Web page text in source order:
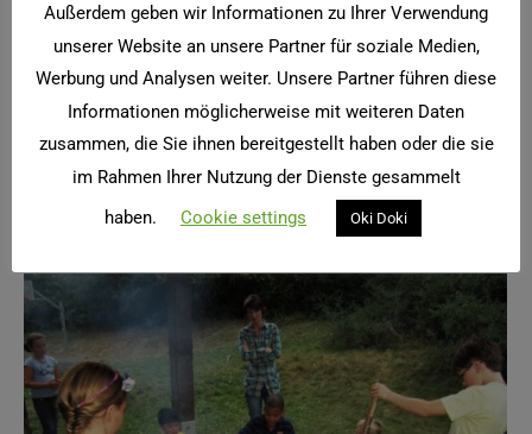
Projekte Vontwister 28. Oktober 2012
„Viele Nationen unter einem Dach“, so lautete das
Motto unserer Projektwoche im September. In
jahrgangsübergreifenden Gruppen nähten die Kinder
Flaggen, waren Reporter im eigenen Land, sangen und
begleiteten Lieder aus…
Außerdem geben wir Informationen zu Ihrer Verwendung
unserer Website an unsere Partner für soziale Medien,
Werbung und Analysen weiter. Unsere Partner führen diese
Informationen möglicherweise mit weiteren Daten
zusammen, die Sie ihnen bereitgestellt haben oder die sie
im Rahmen Ihrer Nutzung der Dienste gesammelt
haben.
Cookie settings Oki Doki